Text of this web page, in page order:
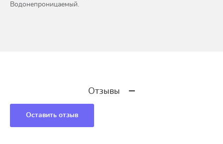
Водонепроницаемый.
Отзывы
Оставить отзыв